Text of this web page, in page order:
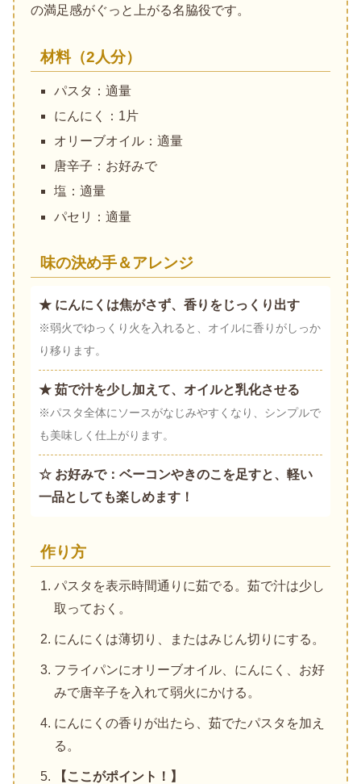
の満足感がぐっと上がる名脇役です。
材料（2人分）
パスタ：適量
にんにく：1片
オリーブオイル：適量
唐辛子：お好みで
塩：適量
パセリ：適量
味の決め手＆アレンジ
★ にんにくは焦がさず、香りをじっくり出す
※弱火でゆっくり火を入れると、オイルに香りがしっか
り移ります。
★ 茹で汁を少し加えて、オイルと乳化させる
※パスタ全体にソースがなじみやすくなり、シンプルで
も美味しく仕上がります。
☆ お好みで：ベーコンやきのこを足すと、軽い
一品としても楽しめます！
作り方
パスタを表示時間通りに茹でる。茹で汁は少し
取っておく。
にんにくは薄切り、またはみじん切りにする。
フライパンにオリーブオイル、にんにく、お好
みで唐辛子を入れて弱火にかける。
にんにくの香りが出たら、茹でたパスタを加え
る。
【ここがポイント！】